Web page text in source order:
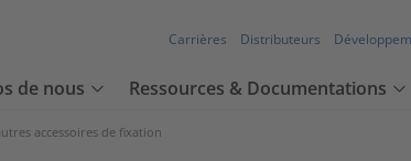
Carrières Distributeurs
de nous Ressources & Documentations
accessoires de fixation